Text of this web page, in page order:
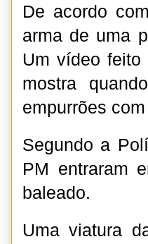
De acordo
arma de uma
Um vídeo feito
mostra
empurrões
Segundo a
PM entraram
baleado.
Uma viatura